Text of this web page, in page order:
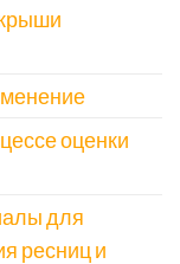
оценки
для
ресниц и